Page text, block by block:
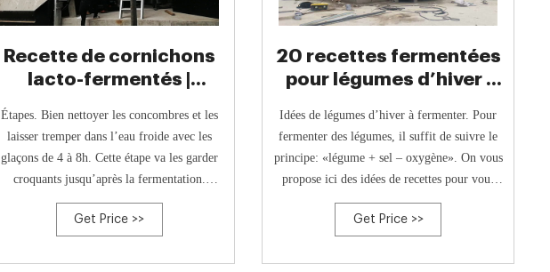
Recette de cornichons
lacto-fermentés |
Étapes. Bien nettoyer les concombres et les
laisser tremper dans l’eau froide avec les
glaçons de 4 à 8h. Cette étape va les garder
croquants jusqu’après la fermentation.
Préparer la saumure en dissolvant le sel et le
sucre dans l’eau. Entasser les cornichons,
familiales), dans les bocaux.
Get Price >>
20 recettes fermentées
pour légumes d’hiver |
Idées de légumes d’hiver à fermenter. Pour
fermenter des légumes, il suffit de suivre le
principe: «légume + sel – oxygène». On vous
propose ici des idées de recettes pour vous
inspirer. Amusez-vous avec les épices, les
types de légumes, les temps de fermentation,
de légumes
Get Price >>